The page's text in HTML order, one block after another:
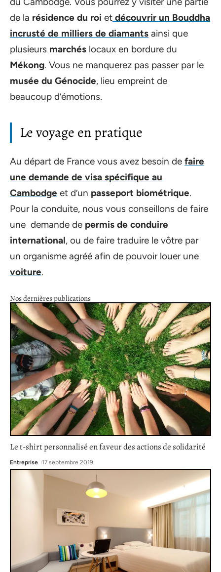
de la résidence du roi et découvrir un Bouddha
incrusté de milliers de diamants ainsi que
plusieurs marchés locaux en bordure du
Mékong. Vous ne manquerez pas passer par le
musée du Génocide, lieu empreint de
beaucoup d’émotions.
Le voyage en pratique
Au départ de France vous avez besoin de faire
une demande de visa spécifique au
Cambodge et d’un passeport biométrique.
Pour la conduite, nous vous conseillons de faire
une demande de permis de conduire
international, ou de faire traduire le vôtre par
un organisme agréé afin de pouvoir louer une
voiture.
Nos dernières publications
Le t-shirt personnalisé en faveur des actions de solidarité
Entreprise 17 septembre 2019